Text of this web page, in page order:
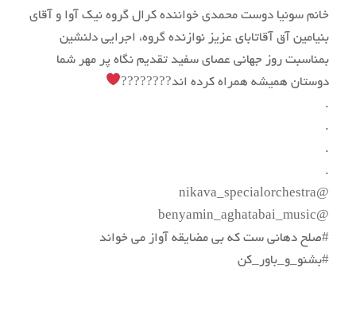
خانم سونیا دوست محمدی خواننده کرال گروه نیک آوا و آقای
بنیامین آق آقاتابای عزیز نوازنده گروه، اجرایی دلنشین
بمناسبت روز جهانی عصای سفید تقدیم نگاه پر مهر شما
دوستان همیشه همراه کرده اند????????
.
.
.
.
@nikava_specialorchestra
@benyamin_aghatabai_music
#صلح دهانی ست که بی مضایقه آواز می خواند
#بشنو_و_باور_کن